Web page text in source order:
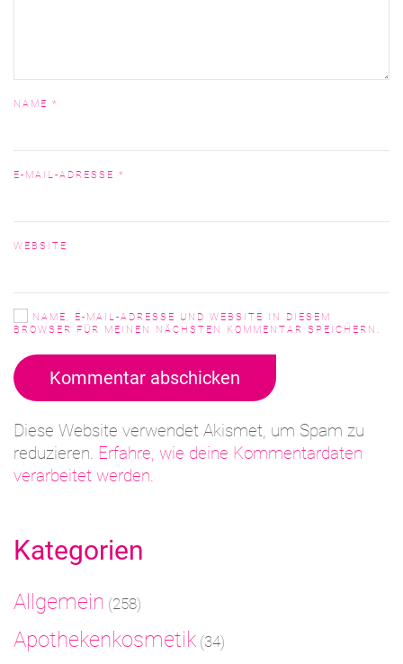
NAME *
E-MAIL-ADRESSE *
WEBSITE
NAME, E-MAIL-ADRESSE UND WEBSITE IN DIESEM
BROWSER FÜR MEINEN NÄCHSTEN KOMMENTAR SPEICHERN.
Kommentar abschicken
Diese Website verwendet Akismet, um Spam zu
reduzieren. Erfahre, wie deine Kommentardaten
verarbeitet werden.
Kategorien
Allgemein (258)
Apothekenkosmetik (34)